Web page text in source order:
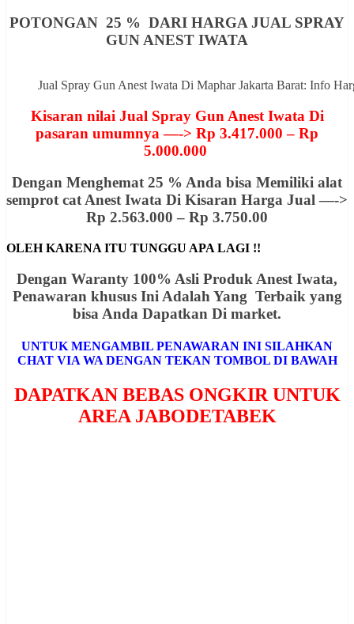
POTONGAN 25 % DARI HARGA JUAL SPRAY
GUN ANEST IWATA
Jual Spray Gun Anest Iwata Di Maphar Jakarta Barat: Info
Kisaran nilai Jual Spray Gun Anest Iwata Di
pasaran umumnya —-> Rp 3.417.000 – Rp
5.000.000
Dengan Menghemat 25 % Anda bisa Memiliki alat
semprot cat Anest Iwata Di Kisaran Harga Jual —->
Rp 2.563.000 – Rp 3.750.00
OLEH KARENA ITU TUNGGU APA LAGI !!
Dengan Waranty 100% Asli Produk Anest Iwata,
Penawaran khusus Ini Adalah Yang Terbaik yang
bisa Anda Dapatkan Di market.
UNTUK MENGAMBIL PENAWARAN INI SILAHKAN
CHAT VIA WA DENGAN TEKAN TOMBOL DI BAWAH
DAPATKAN BEBAS ONGKIR UNTUK
AREA JABODETABEK